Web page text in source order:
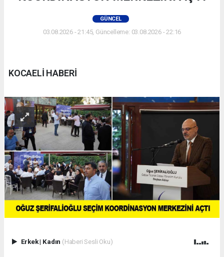
GÜNCEL
03.08.2026 - 21:45, Güncelleme: 03.08.2026 - 22:16
KOCAELİ HABERİ
Erkek| Kadın (Haberi Sesli Oku)